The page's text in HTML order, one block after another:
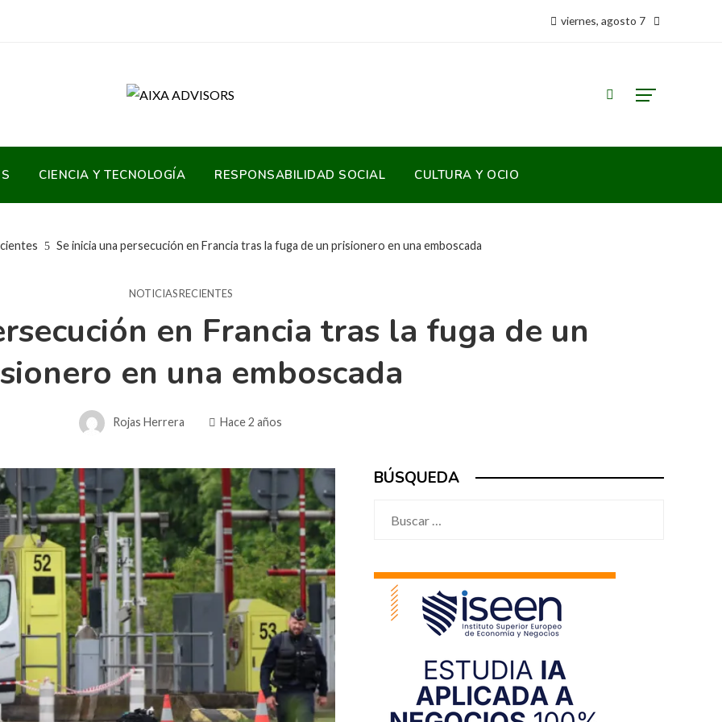
viernes, agosto 7
CIENCIA Y TECNOLOGÍA RESPONSABILIDAD SOCIAL CULTURA Y OCIO
Se inicia una persecución en Francia tras la fuga de un prisionero en una emboscada
NOTICIAS RECIENTES
en Francia tras la fuga de un
en una emboscada
Rojas Herrera Hace 2 años
BÚSQUEDA